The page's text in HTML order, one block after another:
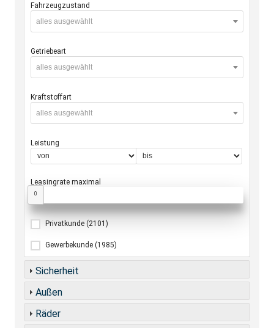
Fahrzeugzustand
alles ausgewählt
Getriebeart
alles ausgewählt
Kraftstoffart
alles ausgewählt
Leistung
Leasingrate maximal
0
Privatkunde (2101)
Gewerbekunde (1985)
Sicherheit
Außen
Räder